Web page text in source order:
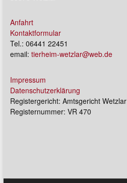
Anfahrt
Kontaktformular
Tel.: 06441 22451
email: tierheim-wetzlar@web.de
Impressum
Datenschutzerklärung
Registergericht: Amtsgericht Wetzlar
Registernummer: VR 470